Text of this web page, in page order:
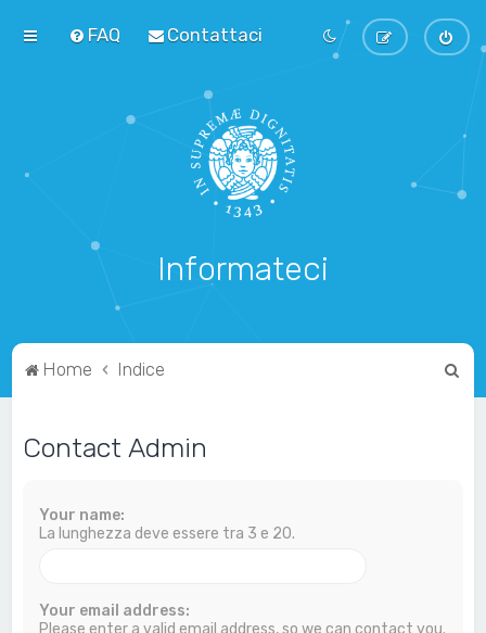
FAQ Contattaci
Informateci
Home Indice
Contact Admin
Your name:
La lunghezza deve essere tra 3 e 20.
Your email address:
Please enter a valid email address, so we can contact you.